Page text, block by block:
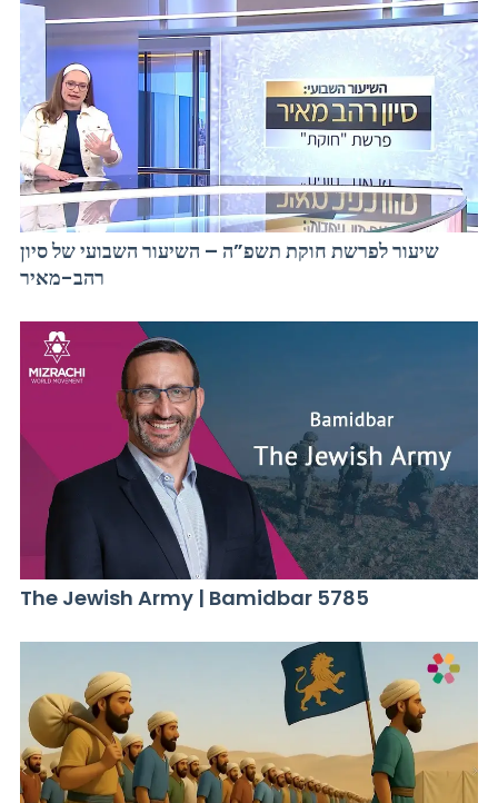
שיעור לפרשת חוקת תשפ”ה – השיעור השבועי של סיון
רהב-מאיר
The Jewish Army | Bamidbar 5785